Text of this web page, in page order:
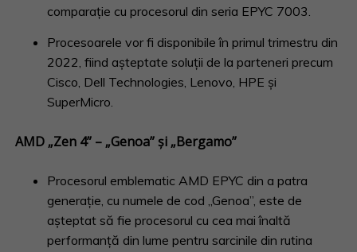
comparație cu procesorul din seria EPYC 7003.
Procesoarele vor fi disponibile în primul trimestru din
2022, fiind așteptate soluții de la parteneri precum
Cisco, Dell Technologies, Lenovo, HPE și
SuperMicro.
AMD „Zen 4” – „Genoa” și „Bergamo”
Procesorul emblematic AMD EPYC din a patra
generație, cu numele de cod „Genoa”, este de
așteptat să fie procesorul cu cea mai înaltă
performanță din lume pentru sarcinile din rutina